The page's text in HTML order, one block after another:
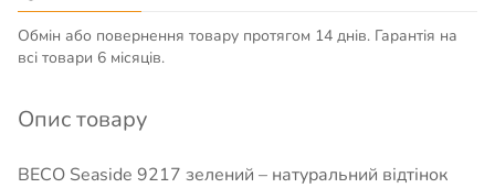
Обмін або повернення товару протягом 14 днів. Гарантія на
всі товари 6 місяців.
Опис товару
BECO Seaside 9217 зелений – натуральний відтінок